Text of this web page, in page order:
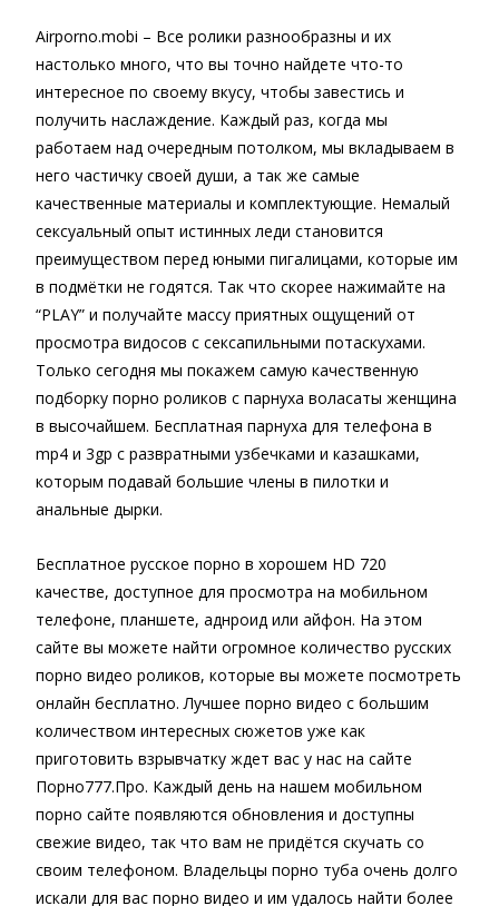
Airporno.mobi – Все ролики разнообразны и их
настолько много, что вы точно найдете что-то
интересное по своему вкусу, чтобы завестись и
получить наслаждение. Каждый раз, когда мы
работаем над очередным потолком, мы вкладываем в
него частичку своей души, а так же самые
качественные материалы и комплектующие. Немалый
сексуальный опыт истинных леди становится
преимуществом перед юными пигалицами, которые им
в подмётки не годятся. Так что скорее нажимайте на
“PLAY” и получайте массу приятных ощущений от
просмотра видосов с сексапильными потаскухами.
Только сегодня мы покажем самую качественную
подборку порно роликов с парнуха воласаты женщина
в высочайшем. Бесплатная парнуха для телефона в
mp4 и 3gp с развратными узбечками и казашками,
которым подавай большие члены в пилотки и
анальные дырки.
Бесплатное русское порно в хорошем HD 720
качестве, доступное для просмотра на мобильном
телефоне, планшете, аднроид или айфон. На этом
сайте вы можете найти огромное количество русских
порно видео роликов, которые вы можете посмотреть
онлайн бесплатно. Лучшее порно видео с большим
количеством интересных сюжетов уже как
приготовить взрывчатку ждет вас у нас на сайте
Порно777.Про. Каждый день на нашем мобильном
порно сайте появляются обновления и доступны
свежие видео, так что вам не придётся скучать со
своим телефоном. Владельцы порно туба очень долго
искали для вас порно видео и им удалось найти более